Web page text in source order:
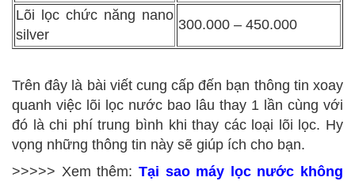
Lõi lọc chức năng nano
silver
300.000 – 450.000
Trên đây là bài viết cung cấp đến bạn thông tin xoay
quanh việc lõi lọc nước bao lâu thay 1 lần cùng với
đó là chi phí trung bình khi thay các loại lõi lọc. Hy
vọng những thông tin này sẽ giúp ích cho bạn.
>>>>> Xem thêm: Tại sao máy lọc nước không